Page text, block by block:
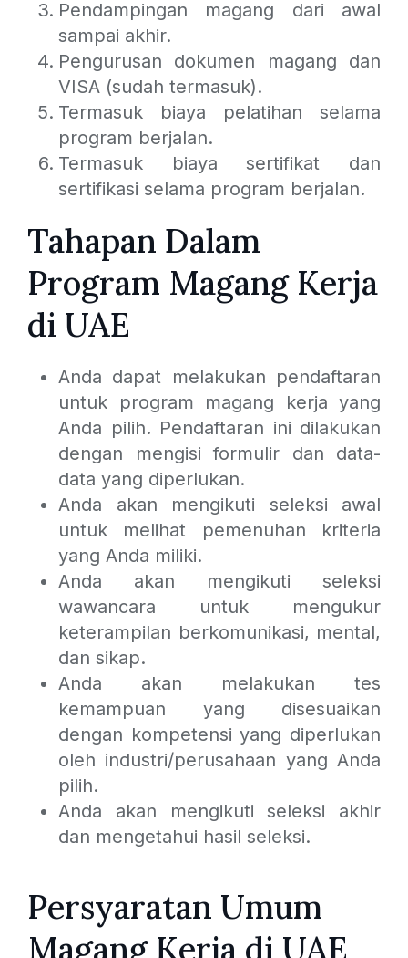
Pendampingan magang dari awal
sampai akhir.
Pengurusan dokumen magang dan
VISA (sudah termasuk).
Termasuk biaya pelatihan selama
program berjalan.
Termasuk biaya sertifikat dan
sertifikasi selama program berjalan.
Tahapan Dalam
Program Magang Kerja
di UAE
Anda dapat melakukan pendaftaran
untuk program magang kerja yang
Anda pilih. Pendaftaran ini dilakukan
dengan mengisi formulir dan data-
data yang diperlukan.
Anda akan mengikuti seleksi awal
untuk melihat pemenuhan kriteria
yang Anda miliki.
Anda akan mengikuti seleksi
wawancara untuk mengukur
keterampilan berkomunikasi, mental,
dan sikap.
Anda akan melakukan tes
kemampuan yang disesuaikan
dengan kompetensi yang diperlukan
oleh industri/perusahaan yang Anda
pilih.
Anda akan mengikuti seleksi akhir
dan mengetahui hasil seleksi.
Persyaratan Umum
Magang Kerja di UAE